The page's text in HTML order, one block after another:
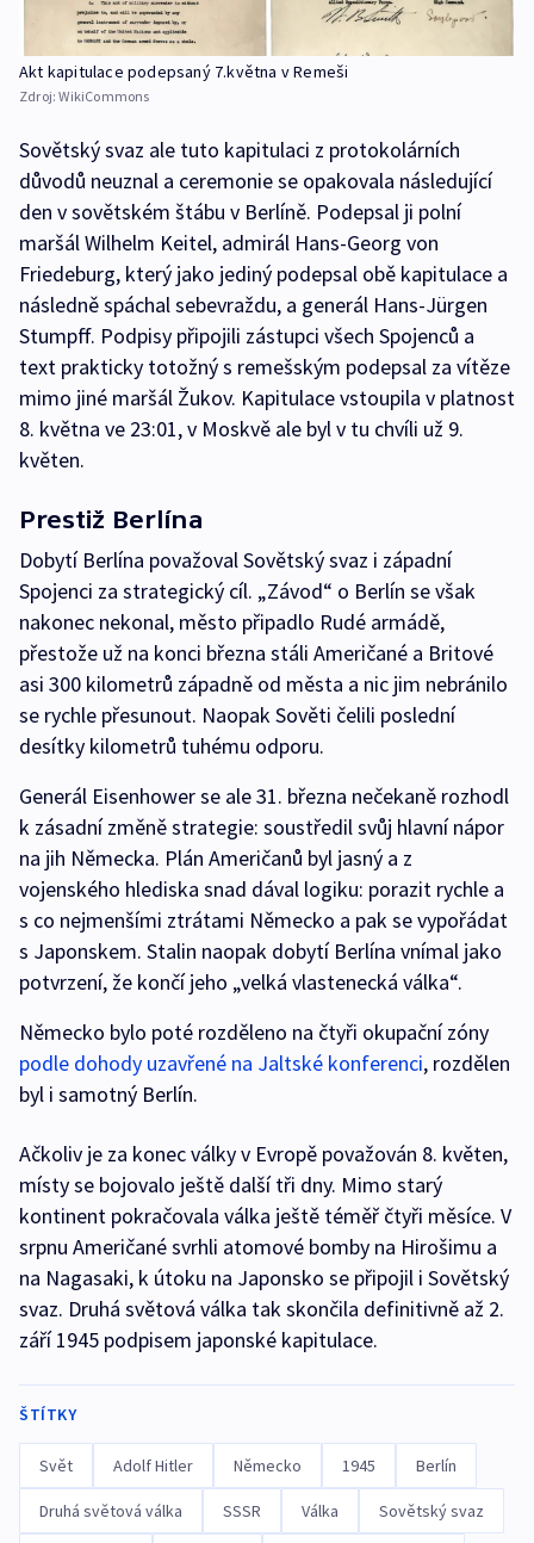
Akt kapitulace podepsaný 7.května v Remeši
Zdroj:WikiCommons
Sovětský svaz ale tuto kapitulaci z protokolárních
důvodů neuznal a ceremonie se opakovala následující
den v sovětském štábu v Berlíně. Podepsal ji polní
maršál Wilhelm Keitel, admirál Hans-Georg von
Friedeburg, který jako jediný podepsal obě kapitulace a
následně spáchal sebevraždu, a generál Hans-Jürgen
Stumpff. Podpisy připojili zástupci všech Spojenců a
text prakticky totožný s remešským podepsal za vítěze
mimo jiné maršál Žukov. Kapitulace vstoupila v platnost
8. května ve 23:01, v Moskvě ale byl v tu chvíli už 9.
květen.
Prestiž Berlína
Dobytí Berlína považoval Sovětský svaz i západní
Spojenci za strategický cíl. „Závod“ o Berlín se však
nakonec nekonal, město připadlo Rudé armádě,
přestože už na konci března stáli Američané a Britové
asi 300 kilometrů západně od města a nic jim nebránilo
se rychle přesunout. Naopak Sověti čelili poslední
desítky kilometrů tuhému odporu.
Generál Eisenhower se ale 31. března nečekaně rozhodl
k zásadní změně strategie: soustředil svůj hlavní nápor
na jih Německa. Plán Američanů byl jasný a z
vojenského hlediska snad dával logiku: porazit rychle a
s co nejmenšími ztrátami Německo a pak se vypořádat
s Japonskem. Stalin naopak dobytí Berlína vnímal jako
potvrzení, že končí jeho „velká vlastenecká válka“.
Německo bylo poté rozděleno na čtyři okupační zóny
podle dohody uzavřené na Jaltské konferenci, rozdělen
byl i samotný Berlín.
Ačkoliv je za konec války v Evropě považován 8. květen,
místy se bojovalo ještě další tři dny. Mimo starý
kontinent pokračovala válka ještě téměř čtyři měsíce. V
srpnu Američané svrhli atomové bomby na Hirošimu a
na Nagasaki, k útoku na Japonsko se připojil i Sovětský
svaz. Druhá světová válka tak skončila definitivně až 2.
září 1945 podpisem japonské kapitulace.
ŠTÍTKY
Svět Adolf Hitler Německo 1945 Berlín
Druhá světová válka SSSR Válka Sovětský svaz